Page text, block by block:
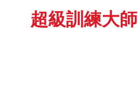
超級訓練大師